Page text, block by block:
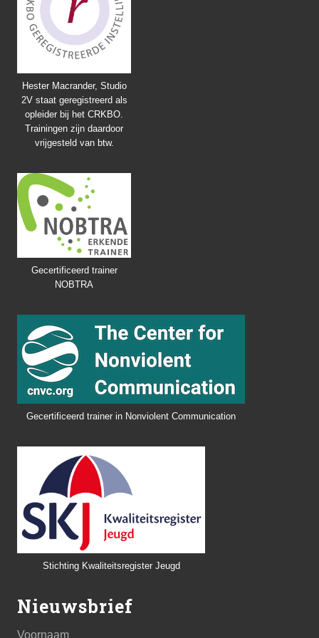
Hester Macrander, Studio
2V staat geregistreerd als
opleider bij het CRKBO.
Trainingen zijn daardoor
vrijgesteld van btw.
Gecertificeerd trainer
NOBTRA
Gecertificeerd trainer in Nonviolent Communication
Stichting Kwaliteitsregister Jeugd
Nieuwsbrief
Voornaam